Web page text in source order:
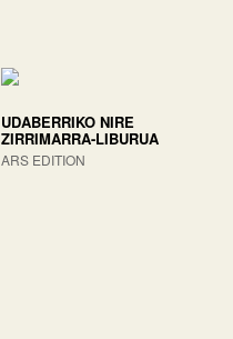
UDABERRIKO NIRE
ZIRRIMARRA-LIBURUA
ARS EDITION